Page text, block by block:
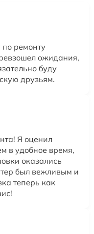
по ремонту
ожидания,
буду
друзьям.
Я оценил
в удобное время,
оказались
был вежливым и
теперь как